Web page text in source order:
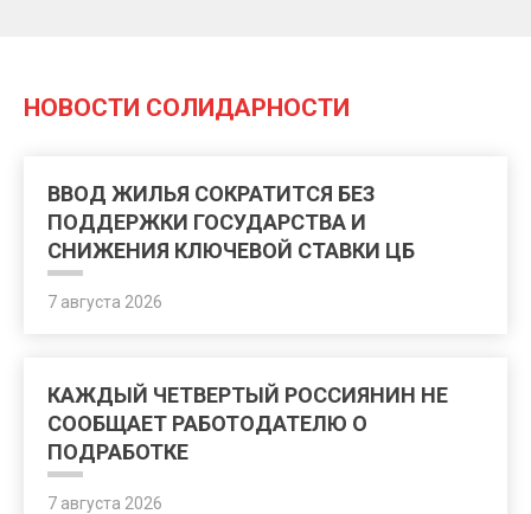
НОВОСТИ СОЛИДАРНОСТИ
ВВОД ЖИЛЬЯ СОКРАТИТСЯ БЕЗ
ПОДДЕРЖКИ ГОСУДАРСТВА И
СНИЖЕНИЯ КЛЮЧЕВОЙ СТАВКИ ЦБ
7 августа 2026
КАЖДЫЙ ЧЕТВЕРТЫЙ РОССИЯНИН НЕ
СООБЩАЕТ РАБОТОДАТЕЛЮ О
ПОДРАБОТКЕ
7 августа 2026